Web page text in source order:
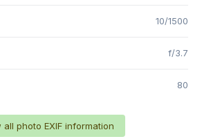
10/1500
f/3.7
80
all photo EXIF information